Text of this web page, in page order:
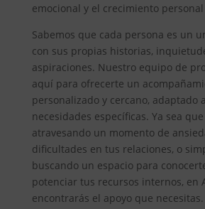
emocional y el crecimiento
Sabemos que cada persona es un
con sus propias historias,
aspiraciones. Nuestro equipo de
aquí para ofrecerte un
personalizado y cercano, adaptado
necesidades específicas. Ya sea
atravesando un momento de
dificultades en tus relaciones, o
buscando un espacio para
potenciar tus recursos internos, en
encontrarás el apoyo que